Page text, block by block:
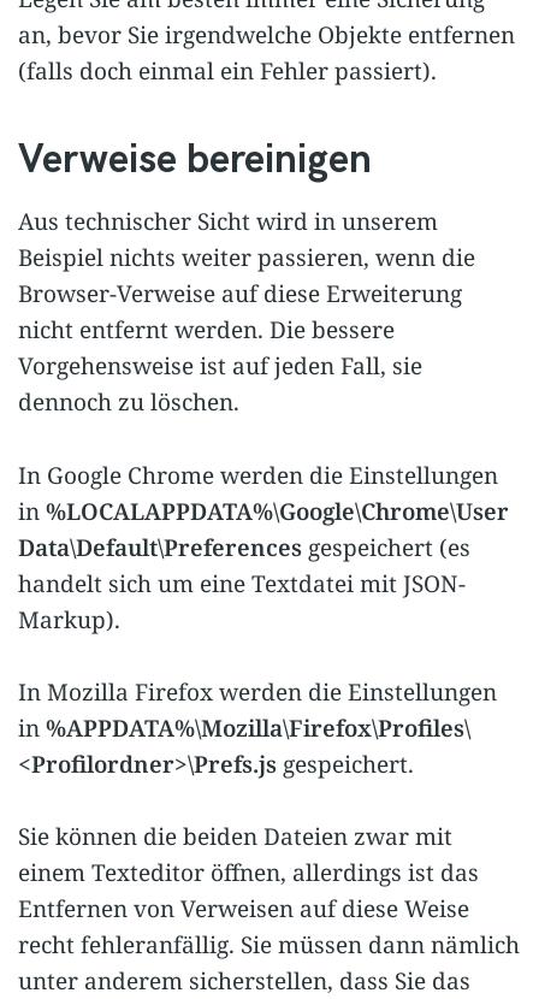
an, bevor Sie irgendwelche Objekte entfernen
(falls doch einmal ein Fehler passiert).
Verweise bereinigen
Aus technischer Sicht wird in unserem
Beispiel nichts weiter passieren, wenn die
Browser-Verweise auf diese Erweiterung
nicht entfernt werden. Die bessere
Vorgehensweise ist auf jeden Fall, sie
dennoch zu löschen.
In Google Chrome werden die Einstellungen
in%LOCALAPPDATA%\Google\Chrome\User
Data\Default\Preferences gespeichert (es
handelt sich um eine Textdatei mit JSON-
Markup).
In Mozilla Firefox werden die Einstellungen
in%APPDATA%\Mozilla\Firefox\Profiles\
<Profilordner>\Prefs.js gespeichert.
Sie können die beiden Dateien zwar mit
einem Texteditor öffnen, allerdings ist das
Entfernen von Verweisen auf diese Weise
recht fehleranfällig. Sie müssen dann nämlich
unter anderem sicherstellen, dass Sie das